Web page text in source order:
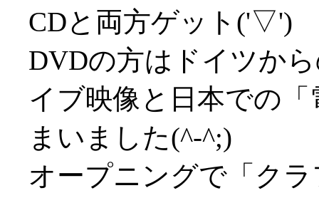
CDと両方ゲット('▽')
DVDの方はドイツか
イブ映像と日本での
まいました(^-^;)
オープニングで「ク